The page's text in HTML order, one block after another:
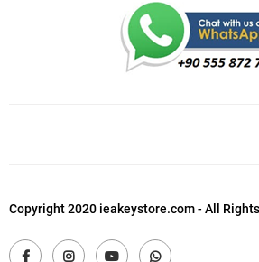
Copyright 2020 ieakeystore.com - All